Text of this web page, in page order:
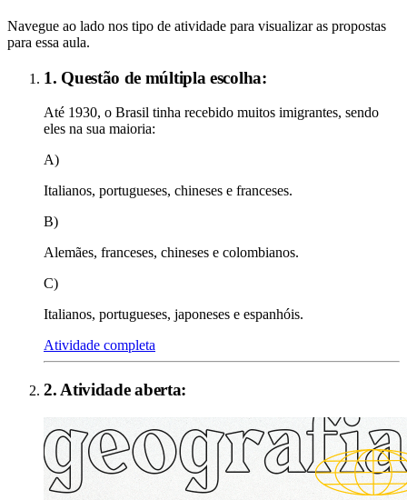
Navegue ao lado nos tipo de atividade para visualizar as propostas
para essa aula.
1. Questão de múltipla escolha:
Até 1930, o Brasil tinha recebido muitos imigrantes, sendo
eles na sua maioria:
A)
Italianos, portugueses, chineses e franceses.
B)
Alemães, franceses, chineses e colombianos.
C)
Italianos, portugueses, japoneses e espanhóis.
Atividade completa
2. Atividade aberta: